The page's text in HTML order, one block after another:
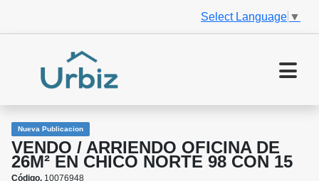
Select Language ▼
Nueva Publicacion
VENDO / ARRIENDO OFICINA DE
26M² EN CHICO NORTE 98 CON 15
Código. 10076948